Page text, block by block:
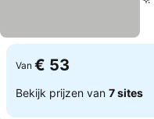
Van € 53
Bekijk prijzen van 7 sites